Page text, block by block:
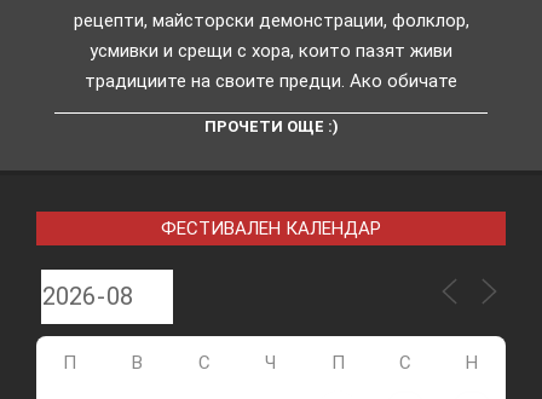
рецепти, майсторски демонстрации, фолклор,
усмивки и срещи с хора, които пазят живи
традициите на своите предци. Ако обичате
ПРОЧЕТИ ОЩЕ :)
ФЕСТИВАЛЕН КАЛЕНДАР
П В С Ч П С Н